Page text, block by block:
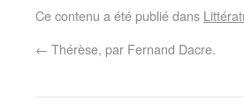
Ce contenu a été publié dans
← Thérèse, par Fernand Dacre.